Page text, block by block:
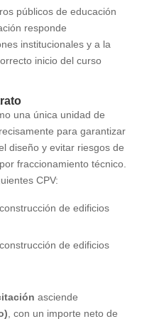
públicos de educación
responde
institucionales y a la
inicio del curso
una única unidad de
para garantizar
diseño y evitar riesgos de
fraccionamiento técnico.
CPV:
de edificios
de edificios
asciende
, con un importe neto de